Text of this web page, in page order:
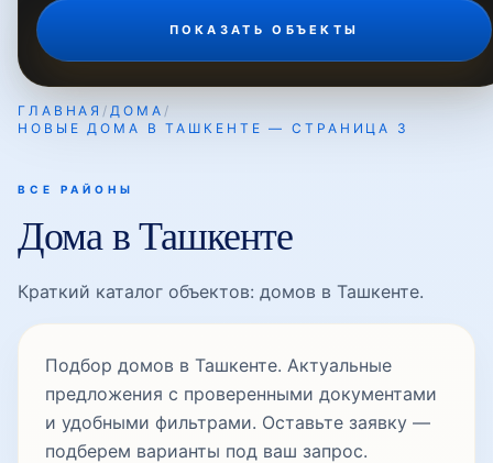
ПОКАЗАТЬ ОБЪЕКТЫ
ГЛАВНАЯ /ДОМА /
НОВЫЕ ДОМА В ТАШКЕНТЕ — СТРАНИЦА 3
ВСЕ РАЙОНЫ
Дома в Ташкенте
Краткий каталог объектов: домов в Ташкенте.
Подбор домов в Ташкенте. Актуальные
предложения с проверенными документами
и удобными фильтрами. Оставьте заявку —
подберем варианты под ваш запрос.